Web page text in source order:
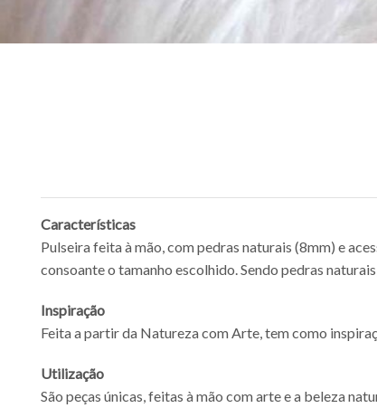
Características
Pulseira feita à mão, com pedras naturais (8mm) e
consoante o tamanho escolhido. Sendo pedras
Inspiração
Feita a partir da Natureza com Arte, tem como
Utilização
São peças únicas, feitas à mão com arte e a beleza